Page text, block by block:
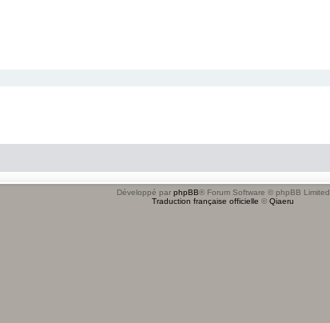
Développé par phpBB® Forum Software © phpBB Limited
Traduction française officielle © Qiaeru